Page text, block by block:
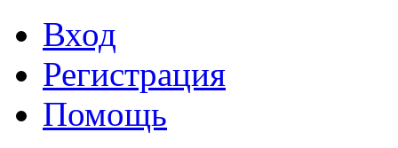
Вход
Регистрация
Помощь